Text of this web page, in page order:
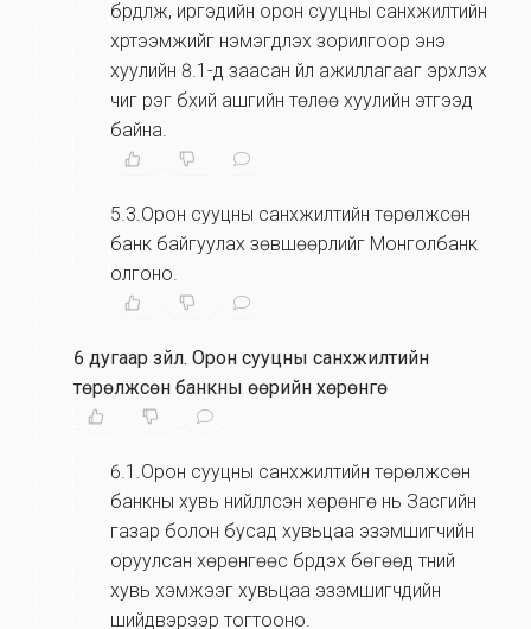
бүрдүүлж, иргэдийн орон сууцны санхүүжилтийн
хүртээмжийг нэмэгдүүлэх зорилгоор энэ
хуулийн 8.1-д заасан үйл ажиллагааг эрхлэх
чиг үүрэг бүхий ашгийн төлөө хуулийн этгээд
байна.
5.3.Орон сууцны санхүүжилтийн төрөлжсөн
банк байгуулах зөвшөөрлийг Монголбанк
олгоно.
6 дугаар зүйл. Орон сууцны санхүүжилтийн
төрөлжсөн банкны өөрийн хөрөнгө
6.1.Орон сууцны санхүүжилтийн төрөлжсөн
банкны хувь нийлүүлсэн хөрөнгө нь Засгийн
газар болон бусад хувьцаа эзэмшигчийн
оруулсан хөрөнгөөс бүрдэх бөгөөд түүний
хувь хэмжээг хувьцаа эзэмшигчдийн
шийдвэрээр тогтооно.